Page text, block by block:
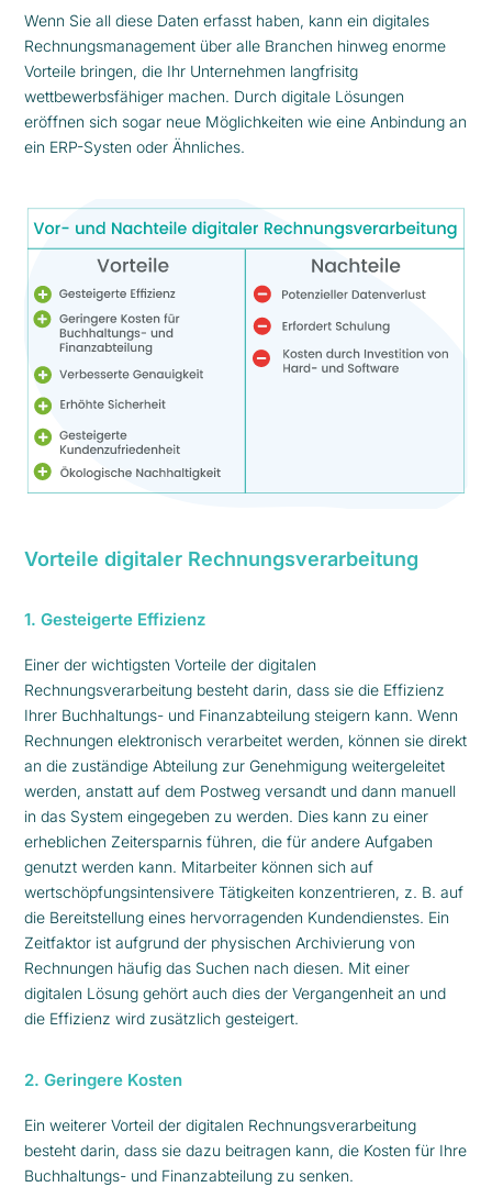
Wenn Sie all diese Daten erfasst haben, kann ein digitales
Rechnungsmanagement über alle Branchen hinweg enorme
Vorteile bringen, die Ihr Unternehmen langfrisitg
wettbewerbsfähiger machen. Durch digitale Lösungen
eröffnen sich sogar neue Möglichkeiten wie eine Anbindung an
ein ERP-Systen oder Ähnliches.
Vorteile digitaler Rechnungsverarbeitung
1. Gesteigerte Effizienz
Einer der wichtigsten Vorteile der digitalen
Rechnungsverarbeitung besteht darin, dass sie die Effizienz
Ihrer Buchhaltungs- und Finanzabteilung steigern kann. Wenn
Rechnungen elektronisch verarbeitet werden, können sie direkt
an die zuständige Abteilung zur Genehmigung weitergeleitet
werden, anstatt auf dem Postweg versandt und dann manuell
in das System eingegeben zu werden. Dies kann zu einer
erheblichen Zeitersparnis führen, die für andere Aufgaben
genutzt werden kann. Mitarbeiter können sich auf
wertschöpfungsintensivere Tätigkeiten konzentrieren, z. B. auf
die Bereitstellung eines hervorragenden Kundendienstes. Ein
Zeitfaktor ist aufgrund der physischen Archivierung von
Rechnungen häufig das Suchen nach diesen. Mit einer
digitalen Lösung gehört auch dies der Vergangenheit an und
die Effizienz wird zusätzlich gesteigert.
2. Geringere Kosten
Ein weiterer Vorteil der digitalen Rechnungsverarbeitung
besteht darin, dass sie dazu beitragen kann, die Kosten für Ihre
Buchhaltungs- und Finanzabteilung zu senken.